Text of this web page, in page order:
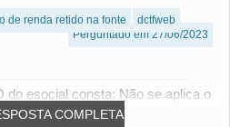
de renda retido na fonte
dctfweb
Perguntado em 27/06/2023
COMPLETA
do esocial consta: Não se aplica o
do pagam...